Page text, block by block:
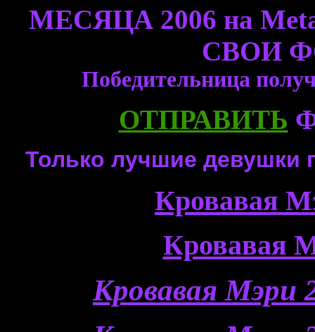
МЕСЯЦА 2006 на
СВОИ
Победительница
ОТПРАВИТЬ
Только лучшие девушки
Кровавая
Кровавая
Кровавая Мэри